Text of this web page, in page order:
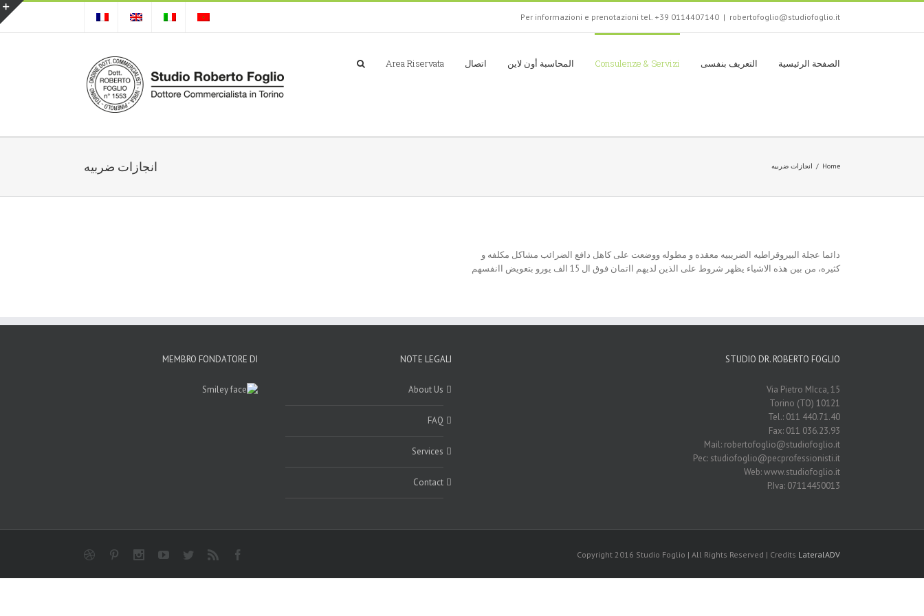
Per informazioni e prenotazioni tel. +39 0114407140 | robertofoglio@studiofoglio.it
الصفحة الرئيسية التعريف بنفسى Consulenze & Servizi المحاسبة أون لاين اتصال Area Riservata
انجازات ضربيه Home
/ انجازات ضربيه
دائما عجلة البيروقراطيه الضريبيه معقده و مطوله ووضعت على كاهل دافع الضرائب مشاكل مكلفه و
كثيره، من بين هذه الاشياء يظهر شروط على الذين لديهم ااتمان فوق ال 15 الف يورو بتعويض اانفسهم
STUDIO DR. ROBERTO FOGLIO
Via Pietro MIcca, 15
10121 Torino (TO)
Tel.: 011 440.71.40
Fax: 011 036.23.93
Mail: robertofoglio@studiofoglio.it
Pec: studiofoglio@pecprofessionisti.it
Web: www.studiofoglio.it
P.Iva: 07114450013
NOTE LEGALI
About Us
FAQ
Services
Contact
MEMBRO FONDATORE DI
Copyright 2016 Studio Foglio | All Rights Reserved | Credits LateralADV